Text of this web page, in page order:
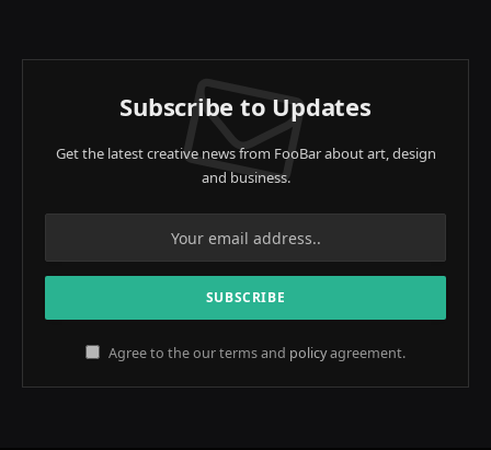
Subscribe to Updates
Get the latest creative news from FooBar about art, design
and business.
Agree to the our terms and policyagreement.